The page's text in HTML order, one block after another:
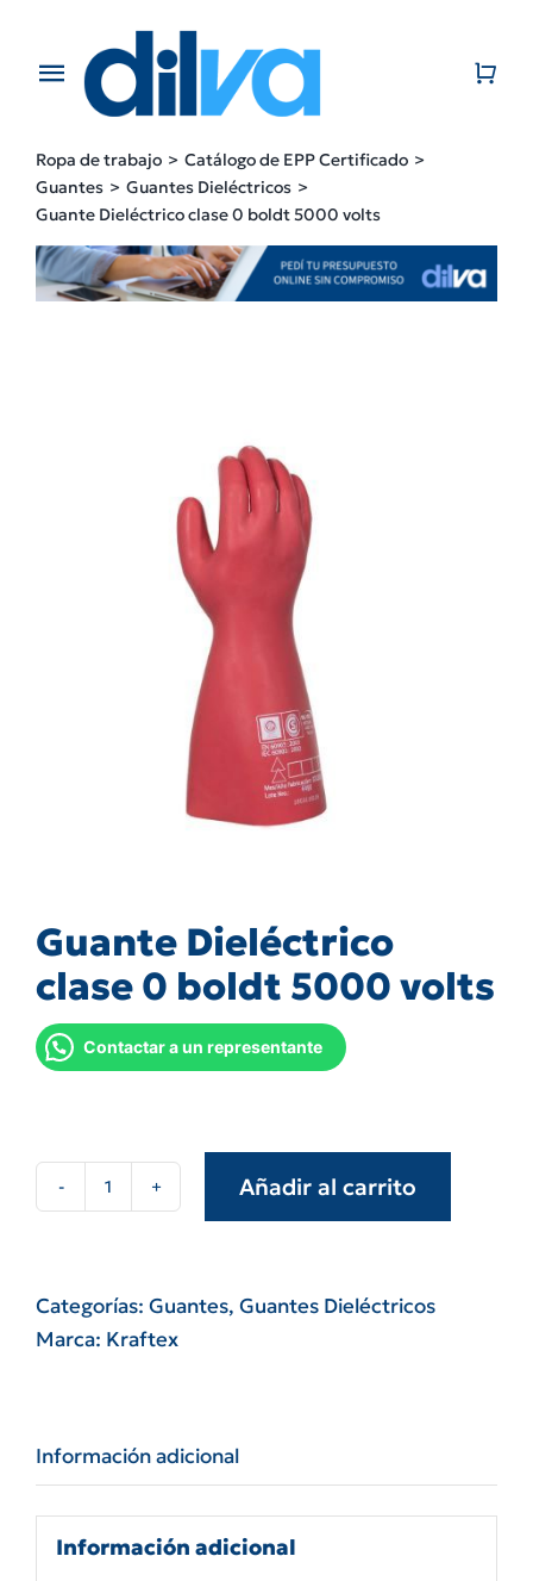
contentToggle
EMPRESA
PRODUCTOS
Ropa de trabajo
Catálogo de EPP Certificado
Guantes
Guantes Dieléctricos
Guante Dieléctrico clase 0 boldt 5000 volts
Guante Dieléctrico
clase 0 boldt 5000 volts
Contactar a un representante
Guante
0
boldt
Añadir al carrito
Categorías: Guantes, Guantes Dieléctricos
Marca: Kraftex
Información adicional
Información adicional